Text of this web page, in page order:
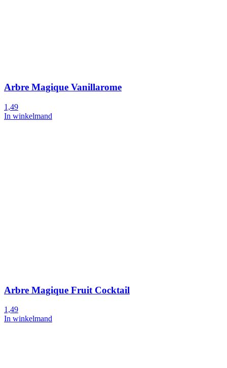
Arbre Magique Vanillarome
1,49
In winkelmand
Arbre Magique Fruit Cocktail
1,49
In winkelmand